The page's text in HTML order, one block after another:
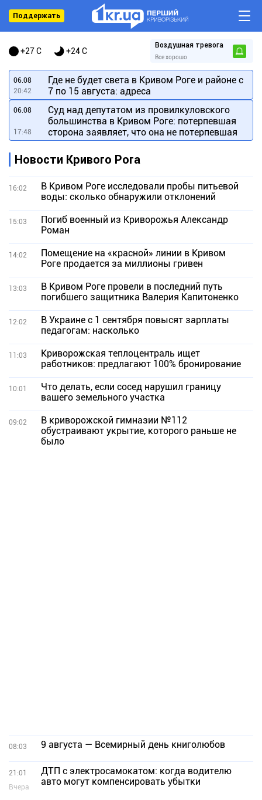
Поддержать
+27 C +24 C
Воздушная тревога
Все хорошо
06.08
20:42
Где не будет света в Кривом Роге и районе с
7 по 15 августа: адреса
06.08
17:48
Суд над депутатом из провилкуловского
большинства в Кривом Роге: потерпевшая
сторона заявляет, что она не потерпевшая
Новости Кривого Рога
16:02
В Кривом Роге исследовали пробы питьевой
воды: сколько обнаружили отклонений
15:03
Погиб военный из Криворожья Александр
Роман
14:02
Помещение на «красной» линии в Кривом
Роге продается за миллионы гривен
13:03
В Кривом Роге провели в последний путь
погибшего защитника Валерия Капитоненко
12:02
В Украине с 1 сентября повысят зарплаты
педагогам: насколько
11:03
Криворожская теплоцентраль ищет
работников: предлагают 100% бронирование
10:01
Что делать, если сосед нарушил границу
вашего земельного участка
09:02
В криворожской гимназии №112
обустраивают укрытие, которого раньше не
было
08:03 9 августа — Всемирный день книголюбов
21:01
Вчера
ДТП с электросамокатом: когда водителю
авто могут компенсировать убытки